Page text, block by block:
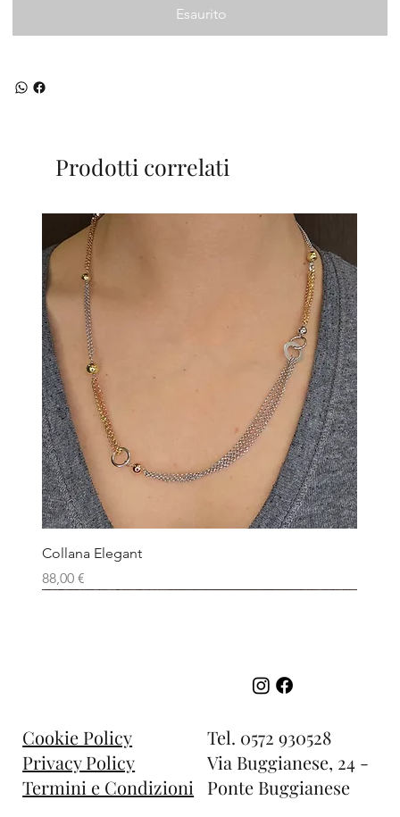
Esaurito
Prodotti correlati
Collana Elegant
Prezzo
88,00 €
Tel. 0572 930528
Via Buggianese, 24 -
Ponte Buggianese
Cookie Policy
Privacy Policy
Termini e Condizioni